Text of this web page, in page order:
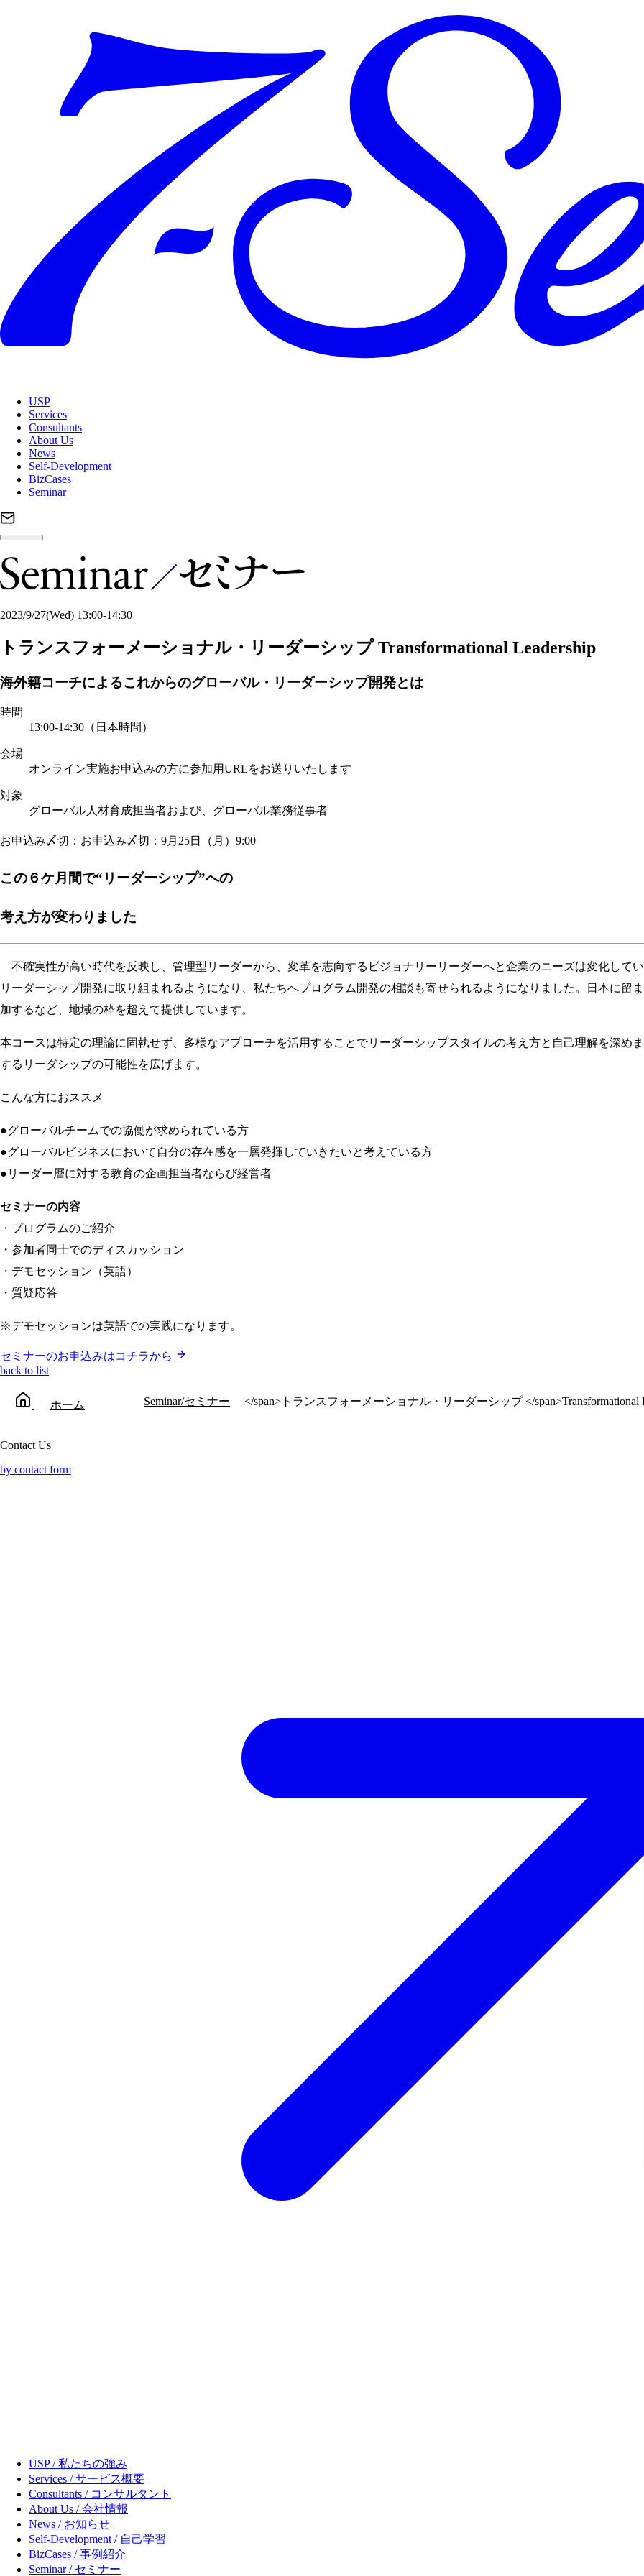
USP
Services
Consultants
About Us
News
Self-Development
BizCases
Seminar
2023/9/27(Wed) 13:00-14:30
トランスフォーメーショナル・リーダーシップ Transformational Leadership
海外籍コーチによるこれからのグローバル・リーダーシップ開発とは
時間
13:00-14:30（日本時間）
会場
オンライン実施お申込みの方に参加用URLをお送りいたします
対象
グローバル人材育成担当者および、グローバル業務従事者
お申込み〆切：お申込み〆切：9月25日（月）9:00
この６ケ月間で“リーダーシップ”への
考え方が変わりました
不確実性が高い時代を反映し、管理型リーダーから、変革を志向するビジョナリーリーダーへと企業のニーズは変化して
リーダーシップ開発に取り組まれるようになり、私たちへプログラム開発の相談も寄せられるようになりました。日本に留
加するなど、地域の枠を超えて提供しています。
本コースは特定の理論に固執せず、多様なアプローチを活用することでリーダーシップスタイルの考え方と自己理解を深め
するリーダシップの可能性を広げます。
こんな方におススメ
●グローバルチームでの協働が求められている方
●グローバルビジネスにおいて自分の存在感を一層発揮していきたいと考えている方
●リーダー層に対する教育の企画担当者ならび経営者
セミナーの内容
・プログラムのご紹介
・参加者同士でのディスカッション
・デモセッション（英語）
・質疑応答
※デモセッションは英語での実践になります。
セミナーのお申込みはコチラから
back to list
ホーム Seminar/セミナー </span>トランスフォーメーショナル・リーダーシップ </span>Transformational
Contact Us
by contact form
USP / 私たちの強み
Services / サービス概要
Consultants / コンサルタント
About Us / 会社情報
News / お知らせ
Self-Development / 自己学習
BizCases / 事例紹介
Seminar / セミナー